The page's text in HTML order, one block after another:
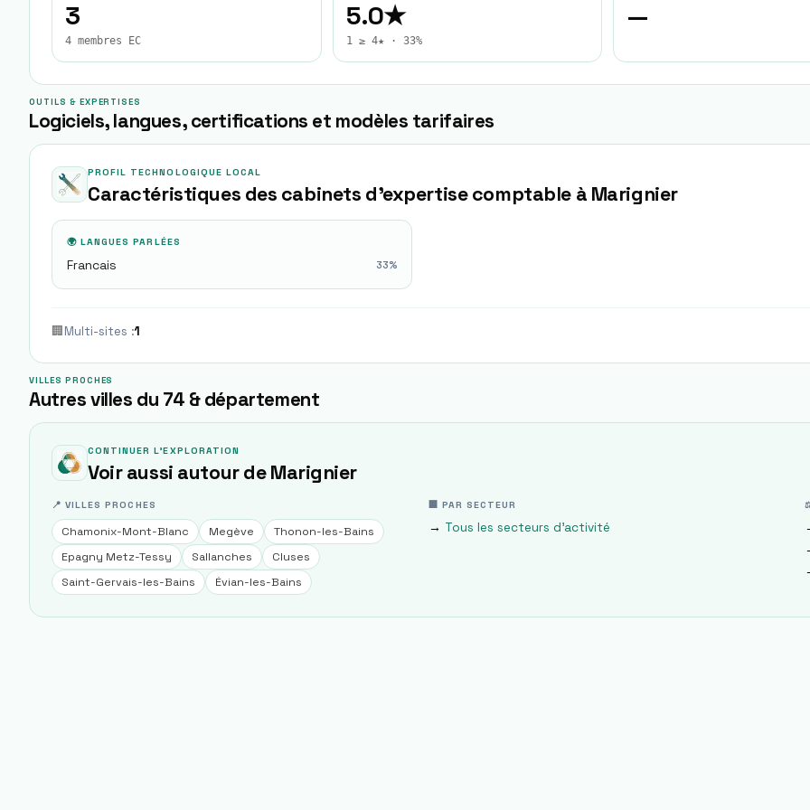
3
4 membres EC
5.0★
1 ≥ 4★ · 33%
—
OUTILS & EXPERTISES
Logiciels, langues, certifications et modèles tarifaires
PROFIL TECHNOLOGIQUE LOCAL
Caractéristiques des cabinets d'expertise comptable à Marignier
🌍 LANGUES PARLÉES
Francais 33%
🏢 Multi-sites :1
VILLES PROCHES
Autres villes du 74 & département
CONTINUER L'EXPLORATION
Voir aussi autour deMarignier
📍 VILLES PROCHES
Chamonix-Mont-Blanc Megève
Thonon-les-Bains
Epagny Metz-Tessy
Sallanches
Cluses
Saint-Gervais-les-Bains
Évian-les-Bains
🏢 PAR SECTEUR
→ Tous les secteurs d'activité